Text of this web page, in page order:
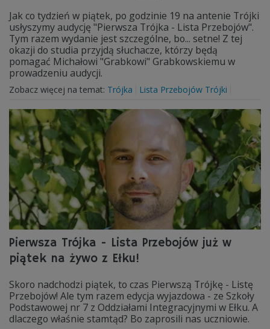
Jak co tydzień w piątek, po godzinie 19 na antenie Trójki
usłyszymy audycję "Pierwsza Trójka - Lista Przebojów".
Tym razem wydanie jest szczególne, bo... setne! Z tej
okazji do studia przyjdą słuchacze, którzy będą
pomagać Michałowi "Grabkowi" Grabkowskiemu w
prowadzeniu audycji.
Zobacz więcej na temat: Trójka Lista Przebojów Trójki
Pierwsza Trójka - Lista Przebojów już w
piątek na żywo z Ełku!
Skoro nadchodzi piątek, to czas Pierwszą Trójkę - Listę
Przebojów! Ale tym razem edycja wyjazdowa - ze Szkoły
Podstawowej nr 7 z Oddziałami Integracyjnymi w Ełku. A
dlaczego właśnie stamtąd? Bo zaprosili nas uczniowie.